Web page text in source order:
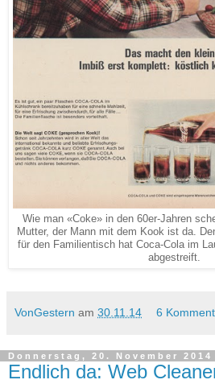
Wie man «Coke» in den 60er-Jahren
Mutter, der Mann mit dem Kook ist da.
für den Familientisch hat Coca-Cola im
abgestreift.
VonGestern am 30.11.14 6
Donnerstag, 20. November 2014
Endlich da: Web